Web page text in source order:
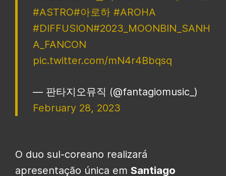
#ASTRO#아로하 #AROHA
#DIFFUSION#2023_MOONBIN_SANH
A_FANCON
pic.twitter.com/mN4r4Bbqsq
— 판타지오뮤직 (@fantagiomusic_)
February 28, 2023
O duo sul-coreano realizará
apresentação única em Santiago